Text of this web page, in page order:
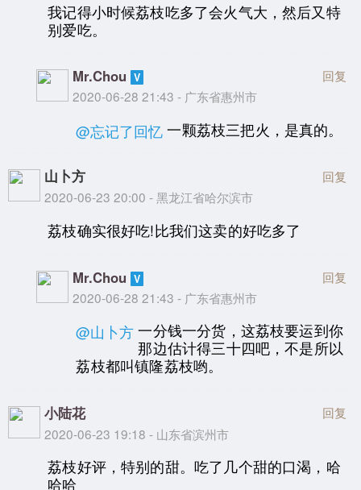
我记得小时候荔枝吃多了会火气大，然后又特
别爱吃。
Mr.Chou
2020-06-28 21:43 - 广东省惠州市
回复
@忘记了回忆 一颗荔枝三把火，是真的。
山卜方
2020-06-23 20:00 - 黑龙江省哈尔滨市
回复
荔枝确实很好吃!比我们这卖的好吃多了
Mr.Chou
2020-06-28 21:43 - 广东省惠州市
回复
@山卜方 一分钱一分货，这荔枝要运到你
那边估计得三十四吧，不是所以
荔枝都叫镇隆荔枝哟。
小陆花
2020-06-23 19:18 - 山东省滨州市
回复
荔枝好评，特别的甜。吃了几个甜的口渴，哈
哈哈